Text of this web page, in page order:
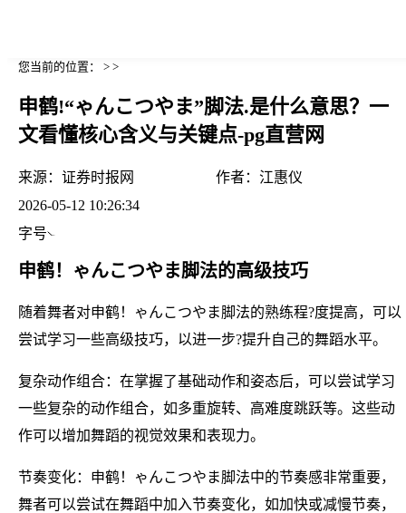
您当前的位置： > >
申鹤!“ゃんこつやま”脚法.是什么意思？一
文看懂核心含义与关键点-pg直营网
来源： 证券时报网 作者： 江惠仪
2026-05-12 10:26:34
字号
申鹤！ゃんこつやま脚法的高级技巧
随着舞者对申鹤！ゃんこつやま脚法的熟练程?度提高，可以
尝试学习一些高级技巧，以进一步?提升自己的舞蹈水平。
复杂动作组合：在掌握了基础动作和姿态后，可以尝试学习
一些复杂的动作组合，如多重旋转、高难度跳跃等。这些动
作可以增加舞蹈的视觉效果和表现力。
节奏变化：申鹤！ゃんこつやま脚法中的节奏感非常重要，
舞者可以尝试在舞蹈中加入节奏变化，如加快或减慢节奏，